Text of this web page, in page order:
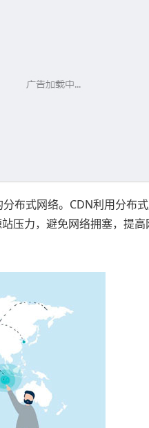
布式网络。CDN利用分布
压力，避免网络拥塞，提